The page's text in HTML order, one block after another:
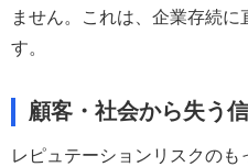
ません。これは、企業存続
す。
顧客・社会から失う
レピュテーションリスクの